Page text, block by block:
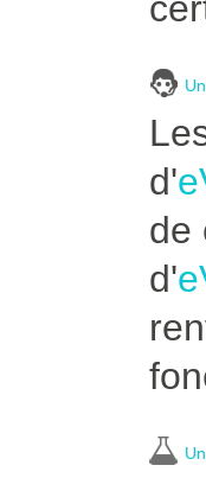
d'
de
d'